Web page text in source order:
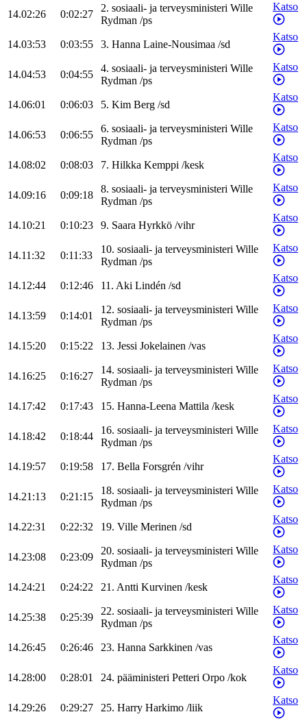
14.02:26 0:02:27
2. sosiaali- ja terveysministeri Wille
Rydman /ps
Katso
14.03:53 0:03:55 3. Hanna Laine-Nousimaa /sd
Katso
14.04:53 0:04:55
4. sosiaali- ja terveysministeri Wille
Rydman /ps
Katso
14.06:01 0:06:03 5. Kim Berg /sd
Katso
14.06:53 0:06:55
6. sosiaali- ja terveysministeri Wille
Rydman /ps
Katso
14.08:02 0:08:03 7. Hilkka Kemppi /kesk
Katso
14.09:16 0:09:18
8. sosiaali- ja terveysministeri Wille
Rydman /ps
Katso
14.10:21 0:10:23 9. Saara Hyrkkö /vihr
Katso
14.11:32 0:11:33
10. sosiaali- ja terveysministeri Wille
Rydman /ps
Katso
14.12:44 0:12:46 11. Aki Lindén /sd
Katso
14.13:59 0:14:01
12. sosiaali- ja terveysministeri Wille
Rydman /ps
Katso
14.15:20 0:15:22 13. Jessi Jokelainen /vas
Katso
14.16:25 0:16:27
14. sosiaali- ja terveysministeri Wille
Rydman /ps
Katso
14.17:42 0:17:43 15. Hanna-Leena Mattila /kesk
Katso
14.18:42 0:18:44
16. sosiaali- ja terveysministeri Wille
Rydman /ps
Katso
14.19:57 0:19:58 17. Bella Forsgrén /vihr
Katso
14.21:13 0:21:15
18. sosiaali- ja terveysministeri Wille
Rydman /ps
Katso
14.22:31 0:22:32 19. Ville Merinen /sd
Katso
14.23:08 0:23:09
20. sosiaali- ja terveysministeri Wille
Rydman /ps
Katso
14.24:21 0:24:22 21. Antti Kurvinen /kesk
Katso
14.25:38 0:25:39
22. sosiaali- ja terveysministeri Wille
Rydman /ps
Katso
14.26:45 0:26:46 23. Hanna Sarkkinen /vas
Katso
14.28:00 0:28:01 24. pääministeri Petteri Orpo /kok
Katso
14.29:26 0:29:27 25. Harry Harkimo /liik
Katso